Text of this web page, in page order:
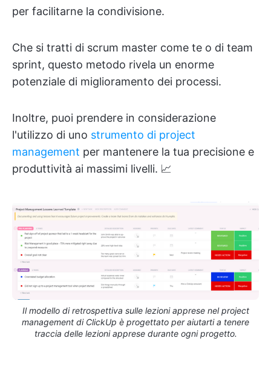
per facilitarne la condivisione.
Che si tratti di scrum master come te o di team
sprint, questo metodo rivela un enorme
potenziale di miglioramento dei processi.
Inoltre, puoi prendere in considerazione
l'utilizzo di uno strumento di project
management per mantenere la tua precisione e
produttività ai massimi livelli. 📈
Il modello di retrospettiva sulle lezioni apprese nel project
management di ClickUp è progettato per aiutarti a tenere
traccia delle lezioni apprese durante ogni progetto.